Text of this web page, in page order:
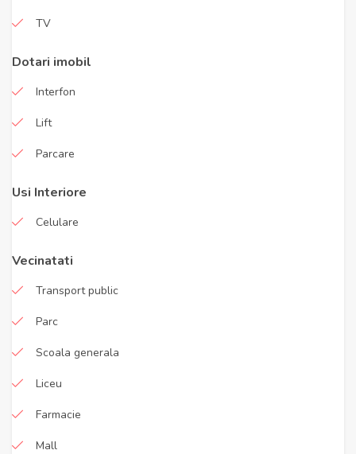
TV
Dotari imobil
Interfon
Lift
Parcare
Usi Interiore
Celulare
Vecinatati
Transport public
Parc
Scoala generala
Liceu
Farmacie
Mall